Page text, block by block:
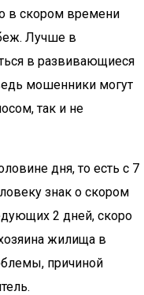
в скором времени
Лучше в
в развивающиеся
мошенники могут
так и не
дня, то есть с 7
знак о скором
2 дней, скоро
жилища в
причиной